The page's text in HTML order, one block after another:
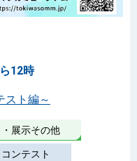
12時
スト編～
展示その他
コンテスト